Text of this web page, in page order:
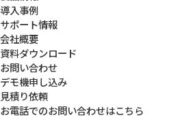
導入事例
サポート情報
会社概要
資料ダウンロード
お問い合わせ
デモ機申し込み
見積り依頼
お電話でのお問い合わせはこちら
送信する際は当社の「
方のみ送信できます。
下記のチェックボックスにチェックを入れ
(必須)「個人情報の取扱規程」に同意し